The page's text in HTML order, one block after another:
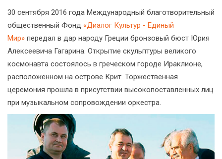
30 сентября 2016 года Международный благотворительный
общественный Фонд «Диалог Культур - Единый
Мир» передал в дар народу Греции бронзовый бюст Юрия
Алексеевича Гагарина. Открытие скульптуры великого
космонавта состоялось в греческом городе Ираклионе,
расположенном на острове Крит. Торжественная
церемония прошла в присутствии высокопоставленных лиц
при музыкальном сопровождении оркестра.